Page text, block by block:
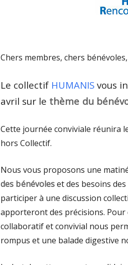
Chers membres, chers bénévoles,
Le collectif HUMANIS vous
avril sur le thème du
Cette journée conviviale réunira
hors Collectif.
Nous vous proposons une
des bénévoleset des besoins
participer à une discussion
apporteront des précisions.
collaboratif et convivial nous
rompus et une balade digestive